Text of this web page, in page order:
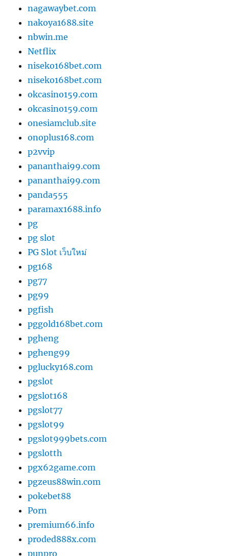
nagawaybet.com
nakoya1688.site
nbwin.me
Netflix
niseko168bet.com
niseko168bet.com
okcasino159.com
okcasino159.com
onesiamclub.site
onoplus168.com
p2vvip
pananthai99.com
pananthai99.com
panda555
paramax1688.info
pg
pg slot
PG Slot เว็บใหม่
pg168
pg77
pg99
pgfish
pggold168bet.com
pgheng
pgheng99
pglucky168.com
pgslot
pgslot168
pgslot77
pgslot99
pgslot999bets.com
pgslotth
pgx62game.com
pgzeus88win.com
pokebet88
Porn
premium66.info
proded888x.com
punpro